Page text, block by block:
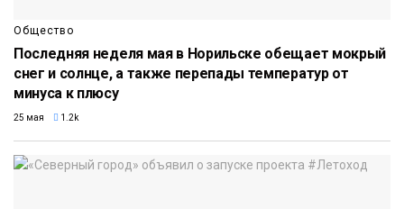
Общество
Последняя неделя мая в Норильске обещает мокрый
снег и солнце, а также перепады температур от
минуса к плюсу
25 мая 1.2k